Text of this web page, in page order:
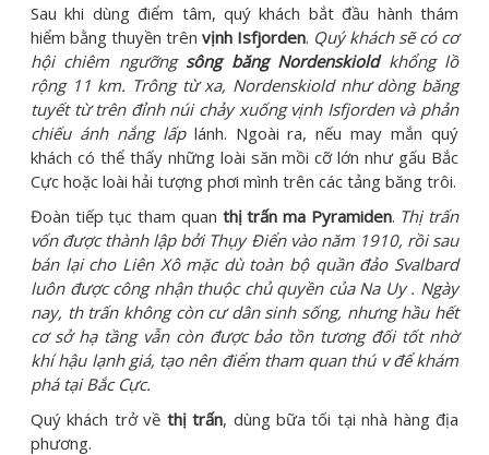
Sau khi dùng điểm tâm, quý khách bắt đầu hành thám
hiểm bằng thuyền trên vịnh Isfjorden. Quý khách sẽ có cơ
hội chiêm ngưỡng sông băngNordenskiold khổng lồ
rộng 11 km. Trông từ xa, Nordenskiold như dòng băng
tuyết từ trên đỉnh núi chảy xuống vịnh Isfjorden và phản
chiếu ánh nắng lấplánh. Ngoài ra, nếu may mắn quý
khách có thể thấy những loài săn mồi cỡ lớn như gấu Bắc
Cực hoặc loài hải tượng phơi mình trên các tảng băng trôi.
Đoàn tiếp tục tham quan thị trấn ma Pyramiden. Thịtrấn
vốn được thành lập bởi Thụy Điển vào năm 1910, rồi sau
bán lại cho Liên Xô mặc dù toàn bộ quần đảo Svalbard
luôn được công nhận thuộc chủ quyền của Na Uy . Ngày
nay, th trấn không còn cư dân sinh sống, nhưng hầu hết
cơ sở hạ tầng vẫn còn được bảo tồn tương đối tốt nhờ
khí hậu lạnh giá, tạo nên điểm tham quan thú v để khám
phá tại Bắc Cực.
Quý khách trở về thị trấn, dùng bữa tối tại nhà hàng địa
phương.